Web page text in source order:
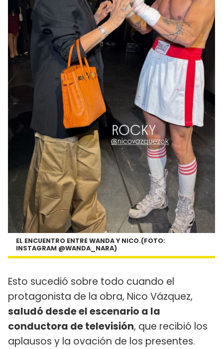
EL ENCUENTRO ENTRE WANDA Y NICO.(FOTO:
INSTAGRAM @WANDA_NARA)
Esto sucedió sobre todo cuando el
protagonista de la obra, Nico Vázquez,
saludó desde el escenario a la
conductora de televisión, que recibió los
aplausos y la ovación de los presentes.